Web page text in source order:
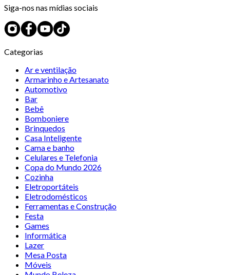
Siga-nos nas mídias sociais
Categorias
Ar e ventilação
Armarinho e Artesanato
Automotivo
Bar
Bebê
Bomboniere
Brinquedos
Casa Inteligente
Cama e banho
Celulares e Telefonia
Copa do Mundo 2026
Cozinha
Eletroportáteis
Eletrodomésticos
Ferramentas e Construção
Festa
Games
Informática
Lazer
Mesa Posta
Móveis